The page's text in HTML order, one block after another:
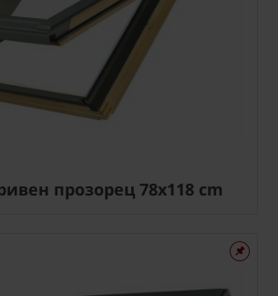
прозорец 78x118 cm